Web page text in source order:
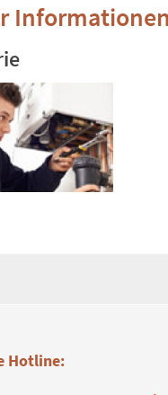
Informationen
Hotline: